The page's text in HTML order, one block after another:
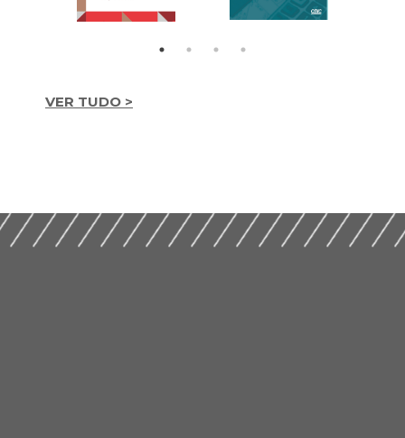
VER TUDO >